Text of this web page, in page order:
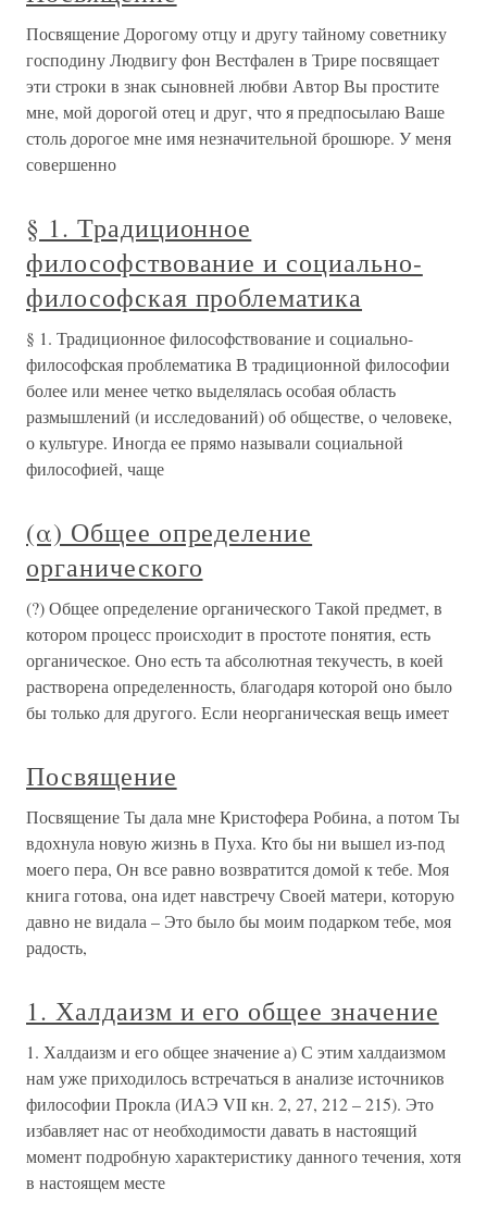
Посвящение Дорогому отцу и другу тайному советнику
господину Людвигу фон Вестфален в Трире посвящает
эти строки в знак сыновней любви Автор Вы простите
мне, мой дорогой отец и друг, что я предпосылаю Ваше
столь дорогое мне имя незначительной брошюре. У меня
совершенно
§ 1. Традиционное
философствование и социально-
философская проблематика
§ 1. Традиционное философствование и социально-
философская проблематика В традиционной философии
более или менее четко выделялась особая область
размышлений (и исследований) об обществе, о человеке,
о культуре. Иногда ее прямо называли социальной
философией, чаще
(α) Общее определение
органического
(?) Общее определение органического Такой предмет, в
котором процесс происходит в простоте понятия, есть
органическое. Оно есть та абсолютная текучесть, в коей
растворена определенность, благодаря которой оно было
бы только для другого. Если неорганическая вещь имеет
Посвящение
Посвящение Ты дала мне Кристофера Робина, а потом Ты
вдохнула новую жизнь в Пуха. Кто бы ни вышел из-под
моего пера, Он все равно возвратится домой к тебе. Моя
книга готова, она идет навстречу Своей матери, которую
давно не видала – Это было бы моим подарком тебе, моя
радость,
1. Халдаизм и его общее значение
1. Халдаизм и его общее значение а) С этим халдаизмом
нам уже приходилось встречаться в анализе источников
философии Прокла (ИАЭ VII кн. 2, 27, 212 – 215). Это
избавляет нас от необходимости давать в настоящий
момент подробную характеристику данного течения, хотя
в настоящем месте